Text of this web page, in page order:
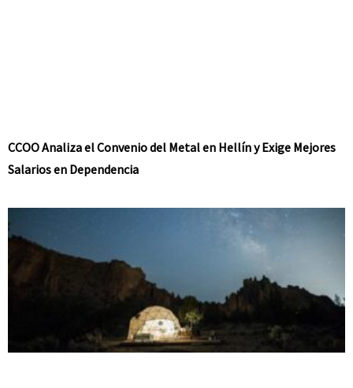
CCOO Analiza el Convenio del Metal en Hellín y Exige Mejores
Salarios en Dependencia